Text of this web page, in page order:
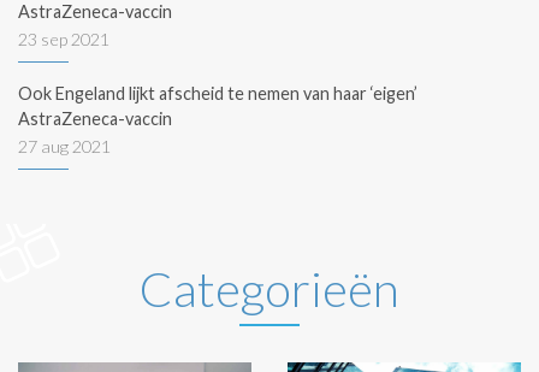
AstraZeneca-vaccin
23 sep 2021
Ook Engeland lijkt afscheid te nemen van haar ‘eigen’
AstraZeneca-vaccin
27 aug 2021
Categorieën